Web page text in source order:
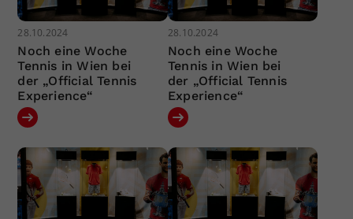
28.10.2024
Noch eine Woche
Tennis in Wien bei
der „Official Tennis
Experience“
28.10.2024
Noch eine Woche
Tennis in Wien bei
der „Official Tennis
Experience“